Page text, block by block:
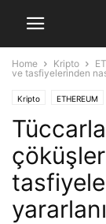
Home Kripto
ve tasfiyelerinden
Kripto ETHEREUM